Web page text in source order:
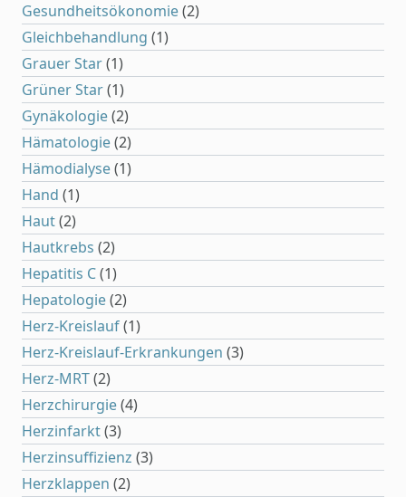
Gesundheitsökonomie(2)
Gleichbehandlung (1)
Grauer Star(1)
Grüner Star(1)
Gynäkologie(2)
Hämatologie(2)
Hämodialyse(1)
Hand (1)
Haut(2)
Hautkrebs (2)
Hepatitis C(1)
Hepatologie(2)
Herz-Kreislauf(1)
Herz-Kreislauf-Erkrankungen (3)
Herz-MRT(2)
Herzchirurgie(4)
Herzinfarkt(3)
Herzinsuffizienz (3)
Herzklappen (2)